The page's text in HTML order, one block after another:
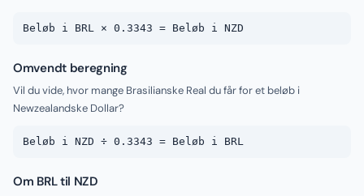
Beløb i BRL × 0.3343 = Beløb i NZD
Omvendt beregning
Vil du vide, hvor mange Brasilianske Real du får for et beløb i
Newzealandske Dollar?
Beløb i NZD ÷ 0.3343 = Beløb i BRL
Om BRL til NZD